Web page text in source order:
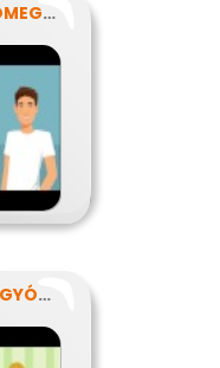
AZ IDEÁLIS TESTTÖMEG TITKAI
HASZNÁLNAK A FOGYÓKÚRÁK?